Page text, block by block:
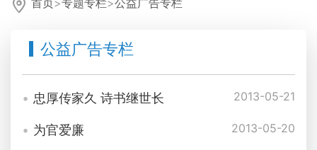
首页>专题专栏>公益广告专栏
公益广告专栏
忠厚传家久 诗书继世长 2013-05-21
为官爱廉 2013-05-20